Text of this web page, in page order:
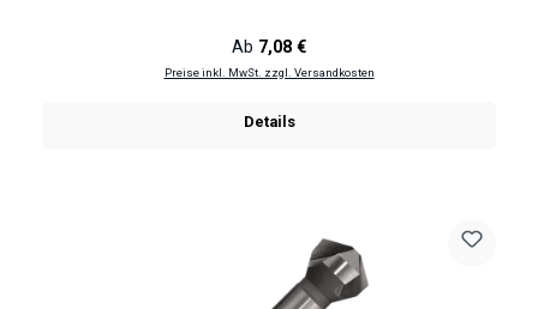
Regulärer Preis:
Ab 7,08 €
Preise inkl. MwSt. zzgl. Versandkosten
Details